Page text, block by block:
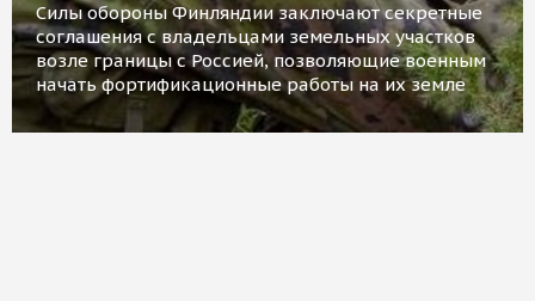
Силы обороны Финляндии заключают секретные
соглашения с владельцами земельных участков
возле границы с Россией, позволяющие военным
начать фортификационные работы на их земле